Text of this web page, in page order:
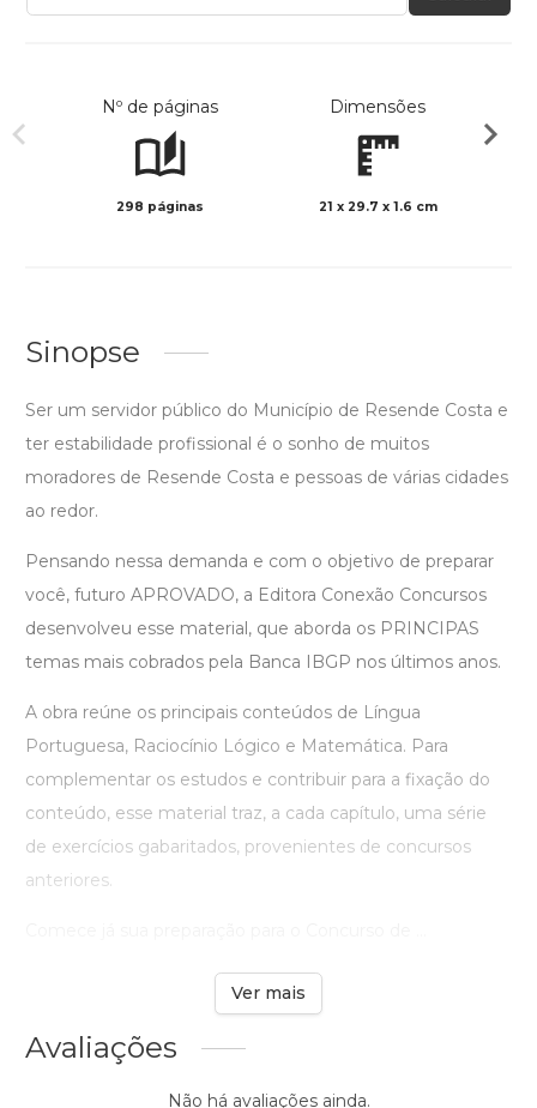
Nº de páginas
298 páginas
Dimensões
21 x 29.7 x 1.6 cm
Sinopse
Ser um servidor público do Município de Resende Costa e
ter estabilidade profissional é o sonho de muitos
moradores de Resende Costa e pessoas de várias cidades
ao redor.
Pensando nessa demanda e com o objetivo de preparar
você, futuro APROVADO, a Editora Conexão Concursos
desenvolveu esse material, que aborda os PRINCIPAS
temas mais cobrados pela Banca IBGP nos últimos anos.
A obra reúne os principais conteúdos de Língua
Portuguesa, Raciocínio Lógico e Matemática. Para
complementar os estudos e contribuir para a fixação do
conteúdo, esse material traz, a cada capítulo, uma série
de exercícios gabaritados, provenientes de concursos
anteriores.
Ver mais
Avaliações
Não há avaliações ainda.